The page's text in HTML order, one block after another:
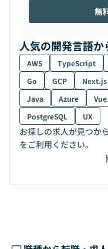
無
人気の開発言語か
AWS TypeScript
Go
GCP Next.js
Java
Azure
PostgreSQL
UX
お探しの求人が見つか
をご利用ください。